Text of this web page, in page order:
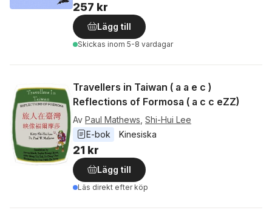
257 kr
Lägg till
Skickas inom 5-8 vardagar
Travellers in Taiwan ( a a e c )
Reflections of Formosa ( a c c eZZ)
Av Paul Mathews Shi-Hui Lee
E-bok
Kinesiska
21 kr
Lägg till
Läs direkt efter köp